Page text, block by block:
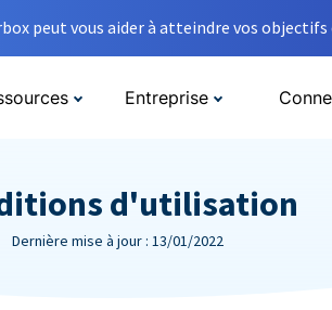
peut vous aider à atteindre vos objectifs
Entreprise
d'utilisation
Dernière mise à jour : 13/01/2022